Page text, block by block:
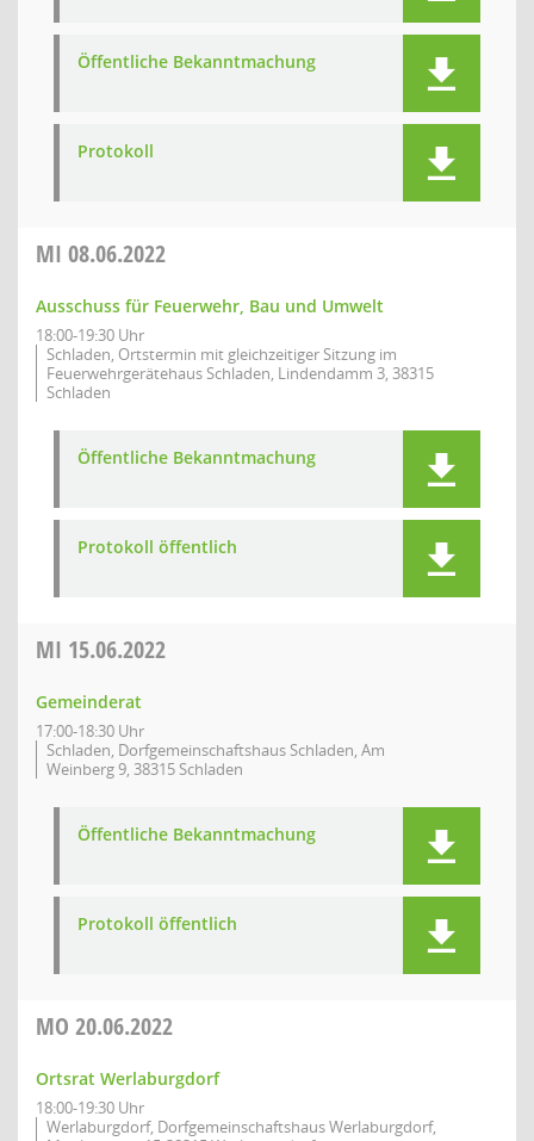
Öffentliche Bekanntmachung
Protokoll
MI 08.06.2022
Ausschuss für Feuerwehr, Bau und Umwelt
18:00-19:30 Uhr
Schladen, Ortstermin mit gleichzeitiger Sitzung im
Feuerwehrgerätehaus Schladen, Lindendamm 3, 38315
Schladen
Öffentliche Bekanntmachung
Protokoll öffentlich
MI 15.06.2022
Gemeinderat
17:00-18:30 Uhr
Schladen, Dorfgemeinschaftshaus Schladen, Am
Weinberg 9, 38315 Schladen
Öffentliche Bekanntmachung
Protokoll öffentlich
MO 20.06.2022
Ortsrat Werlaburgdorf
18:00-19:30 Uhr
Werlaburgdorf, Dorfgemeinschaftshaus Werlaburgdorf,